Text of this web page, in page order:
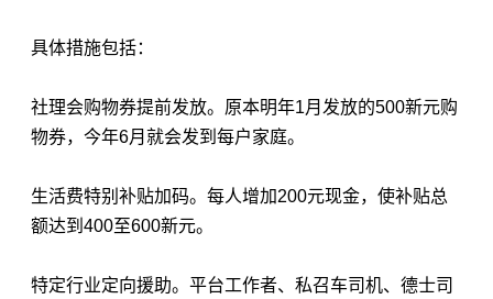
具体措施包括：
社理会购物券提前发放。原本明年1月发放的500新元购
物券，今年6月就会发到每户家庭。
生活费特别补贴加码。每人增加200元现金，使补贴总
额达到400至600新元。
特定行业定向援助。平台工作者、私召车司机、德士司